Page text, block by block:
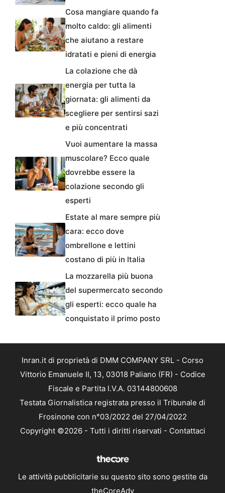
Cosa mangiare quando fa
molto caldo: gli alimenti
che aiutano a restare
idratati e pieni di energia
La colazione che dà
energia per tutta la
giornata: gli alimenti da
scegliere per sentirsi sazi
e più concentrati
Vuoi aumentare la massa
muscolare? Ecco quale
dovrebbe essere la
colazione secondo gli
esperti
Estate al mare sempre più
cara: ecco dove
ombrellone e lettini
costano di più in Italia
La mozzarella più buona
del supermercato secondo
gli esperti: ecco quale ha
conquistato il primo posto
Inran.it di proprietà di DMM COMPANY SRL - Corso
Vittorio Emanuele II, 13, 03018 Paliano (FR) - Codice
Fiscale e Partita I.V.A. 03144800608
Testata Giornalistica registrata presso il Tribunale di
Frosinone con n°03/2022 del 27/04/2022
Copyright ©2026 - Tutti i diritti riservati - Contattaci
Le attività pubblicitarie su questo sito sono gestite da
theCoreAdv